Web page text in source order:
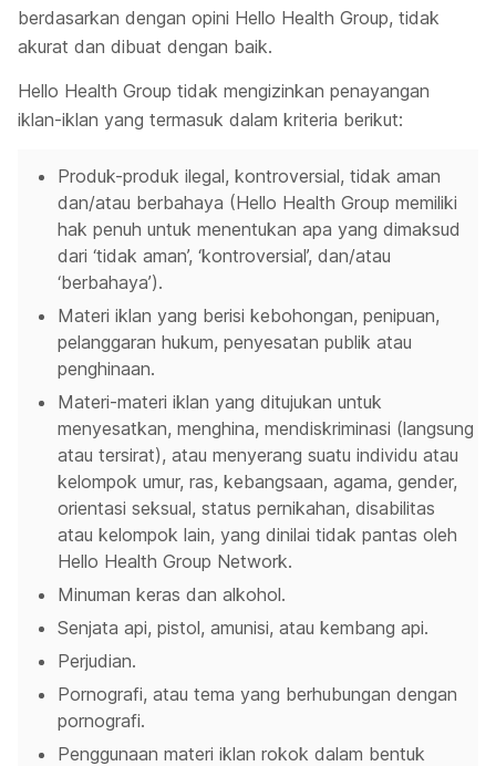
berdasarkan dengan opini Hello Health Group, tidak
akurat dan dibuat dengan baik.
Hello Health Group tidak mengizinkan penayangan
iklan-iklan yang termasuk dalam kriteria berikut:
Produk-produk ilegal, kontroversial, tidak aman
dan/atau berbahaya (Hello Health Group memiliki
hak penuh untuk menentukan apa yang dimaksud
dari ‘tidak aman’, ‘kontroversial’, dan/atau
‘berbahaya’).
Materi iklan yang berisi kebohongan, penipuan,
pelanggaran hukum, penyesatan publik atau
penghinaan.
Materi-materi iklan yang ditujukan untuk
menyesatkan, menghina, mendiskriminasi (langsung
atau tersirat), atau menyerang suatu individu atau
kelompok umur, ras, kebangsaan, agama, gender,
orientasi seksual, status pernikahan, disabilitas
atau kelompok lain, yang dinilai tidak pantas oleh
Hello Health Group Network.
Minuman keras dan alkohol.
Senjata api, pistol, amunisi, atau kembang api.
Perjudian.
Pornografi, atau tema yang berhubungan dengan
pornografi.
Penggunaan materi iklan rokok dalam bentuk